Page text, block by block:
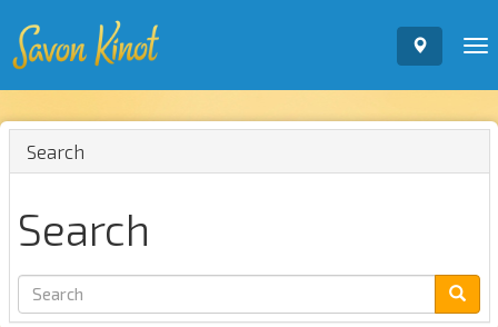
Search
Search